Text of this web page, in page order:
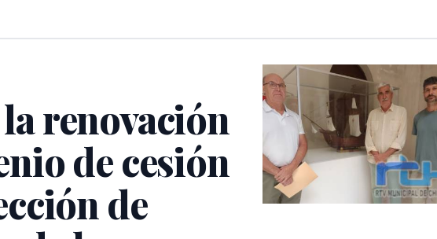
renovación
de cesión
de